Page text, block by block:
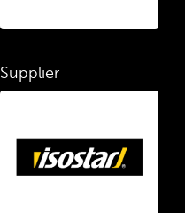
Supplier